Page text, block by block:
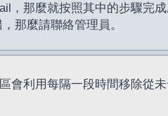
那麼就按照其中的步驟完
那麼請聯絡管理員。
會利用每隔一段時間移除從